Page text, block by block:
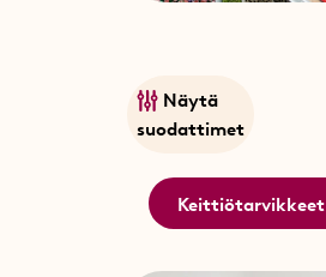
Näytä
suodattimet
Keittiötarvikkeet